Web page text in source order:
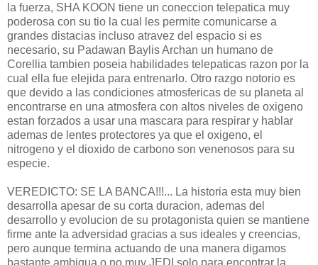
la fuerza, SHA KOON tiene un coneccion telepatica muy
poderosa con su tio la cual les permite comunicarse a
grandes distacias incluso atravez del espacio si es
necesario, su Padawan Baylis Archan un humano de
Corellia tambien poseia habilidades telepaticas razon por la
cual ella fue elejida para entrenarlo. Otro razgo notorio es
que devido a las condiciones atmosfericas de su planeta al
encontrarse en una atmosfera con altos niveles de oxigeno
estan forzados a usar una mascara para respirar y hablar
ademas de lentes protectores ya que el oxigeno, el
nitrogeno y el dioxido de carbono son venenosos para su
especie.
VEREDICTO: SE LA BANCA!!!... La historia esta muy bien
desarrolla apesar de su corta duracion, ademas del
desarrollo y evolucion de su protagonista quien se mantiene
firme ante la adversidad gracias a sus ideales y creencias,
pero aunque termina actuando de una manera digamos
bastante ambigua o no muy JEDI solo para encontrar la